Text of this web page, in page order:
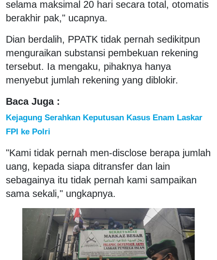
selama maksimal 20 hari secara total, otomatis
berakhir pak," ucapnya.
Dian berdalih, PPATK tidak pernah sedikitpun
menguraikan substansi pembekuan rekening
tersebut. Ia mengaku, pihaknya hanya
menyebut jumlah rekening yang diblokir.
Baca Juga :
Kejagung Serahkan Keputusan Kasus Enam Laskar
FPI ke Polri
"Kami tidak pernah men-disclose berapa jumlah
uang, kepada siapa ditransfer dan lain
sebagainya itu tidak pernah kami sampaikan
sama sekali," ungkapnya.